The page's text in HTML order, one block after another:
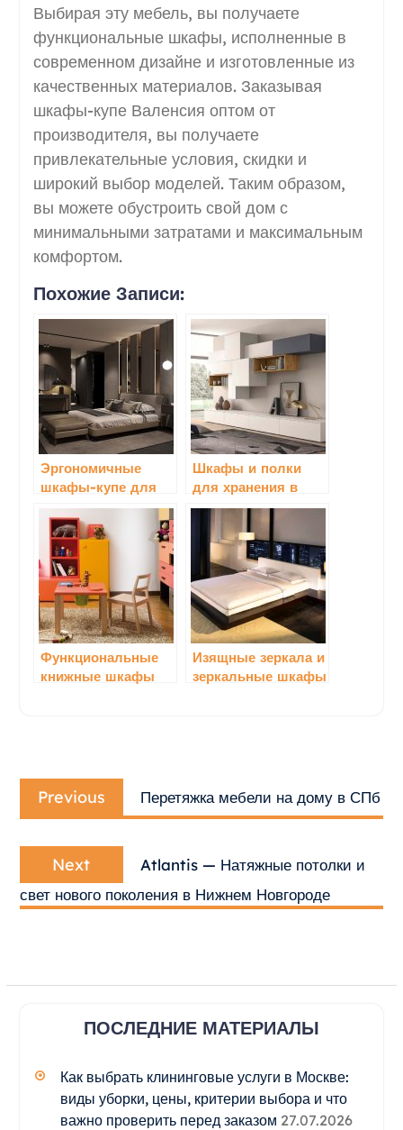
Выбирая эту мебель, вы получаете
функциональные шкафы, исполненные в
современном дизайне и изготовленные из
качественных материалов. Заказывая
шкафы-купе Валенсия оптом от
производителя, вы получаете
привлекательные условия, скидки и
широкий выбор моделей. Таким образом,
вы можете обустроить свой дом с
минимальными затратами и максимальным
комфортом.
Похожие Записи:
Эргономичные
шкафы-купе для
спальни:
идеальное
сочетание
функциональности
и стиля
Шкафы и полки
для хранения в
гостинной
Функциональные
книжные шкафы
Изящные зеркала и
зеркальные шкафы
Навигация
по
записям
Previous
Previous
post:
Перетяжка мебели на дому в СПб
Next
Next
post:
Atlantis — Натяжные потолки и
свет нового поколения в Нижнем Новгороде
ПОСЛЕДНИЕ МАТЕРИАЛЫ
Как выбрать клининговые услуги в Москве:
виды уборки, цены, критерии выбора и что
важно проверить перед заказом 27.07.2026